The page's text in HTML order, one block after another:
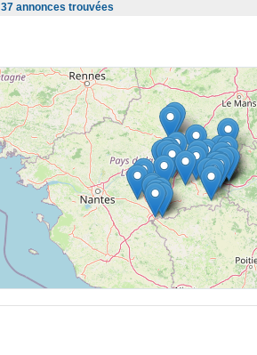
37 annonces trouvées